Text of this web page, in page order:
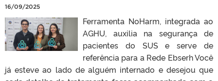
16/09/2025
Ferramenta NoHarm, integrada ao
AGHU, auxilia na segurança de
pacientes do SUS e serve de
referência para a Rede Ebserh Você
já esteve ao lado de alguém internado e desejou que